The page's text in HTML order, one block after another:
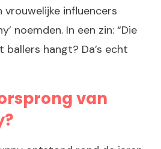
vrouwelijke influencers
noemden. In een zin: “Die
hangt? Da’s echt
van